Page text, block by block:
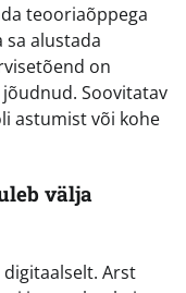
teooriaõppega
sa alustada
on
Soovitatav
astumist või kohe
välja
Arst